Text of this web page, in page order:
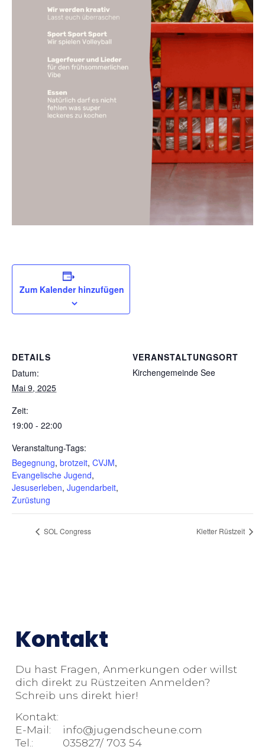
Zum Kalender hinzufügen
DETAILS
Datum:
Mai 9, 2025
Zeit:
19:00 - 22:00
Veranstaltung-Tags:
Begegnung, brotzeit, CVJM,
Evangelische Jugend,
Jesuserleben, Jugendarbeit,
Zurüstung
VERANSTALTUNGSORT
Kirchengemeinde See
SOL Congress Kletter Rüstzeit
Kontakt
Du hast Fragen, Anmerkungen oder willst
dich direkt zu Rüstzeiten Anmelden?
Schreib uns direkt hier!
Kontakt:
E-Mail: info@jugendscheune.com
Tel.: 035827/ 703 54